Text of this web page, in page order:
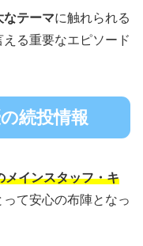
なテーマに触れられる
る重要なエピソード
続投情報
メインスタッフ・キ
て安心の布陣となっ